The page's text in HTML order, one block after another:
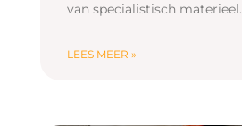
van specialistisch materieel.
LEES MEER »